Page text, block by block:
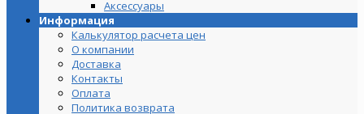
Аксессуары
Информация
Калькулятор расчета цен
О компании
Доставка
Контакты
Оплата
Политика возврата